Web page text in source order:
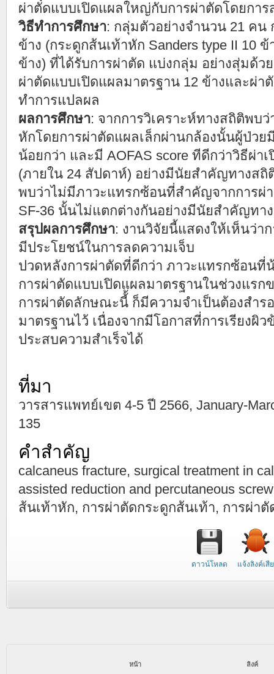
ผ่าตัดแบบเปิดแผลใหญ่กับการผ่าตัดโดยการ
วิธีทำการศึกษา: กลุ่มตัวอย่างจำนวน 21 คน
ข้าง (กระดูกส้นเท้าหัก Sanders type II 10 ข้
ข้าง) ที่ได้รับการผ่าตัด แบ่งกลุ่ม อย่างสุ่มด้ว
ผ่าตัดแบบเปิดแผลมาตรฐาน 12 ข้างและผ่า
ทำการแปลผล
ผลการศึกษา: จากการวิเคราะห์ทางสถิติพบ
หักโดยการผ่าตัดแผลเล็กผ่านกล้องนั้นผู้ป่วย
น้อยกว่า และมี AOFAS score ทีดีกว่าวิธีผ่า
(ภายใน 24 สัปดาห์) อย่างมีนัยสำคัญทางสถิ
พบว่าไม่มีภาวะแทรกซ้อนที่สำคัญจากการผ่
SF-36 นั้นไม่แตกต่างกันอย่างมีนัยสำคัญทา
สรุปผลการศึกษา: งานวิจัยนี้แสดงให้เห็นว่า
มีประโยชน์ในการลดความเจ็บ
ปวดหลังการผ่าตัดที่ดีกว่า ภาวะแทรกซ้อนที่
การผ่าตัดแบบเปิดแผลมาตรฐานในช่วงแรก
การผ่าตัดลักษณะนี้้ ก็มีความจำเป็นต้องสำร
มาตรฐานไว้ เนื่องจากมีโอกาสที่การเรียงผิ
ประสบความสำเร็จได้
ที่มา
วารสารแพทย์เขต 4-5 ปี 2566, January-
135
คำสำคัญ
calcaneus fracture, surgical treatment in
assisted reduction and percutaneous
ส้นเท้าหัก, การผ่าตัดกระดูกส้นเท้า, การผ่า
ดาวน์โหลด แจ้งลิงค์เสีย
หน้า ลิงค์